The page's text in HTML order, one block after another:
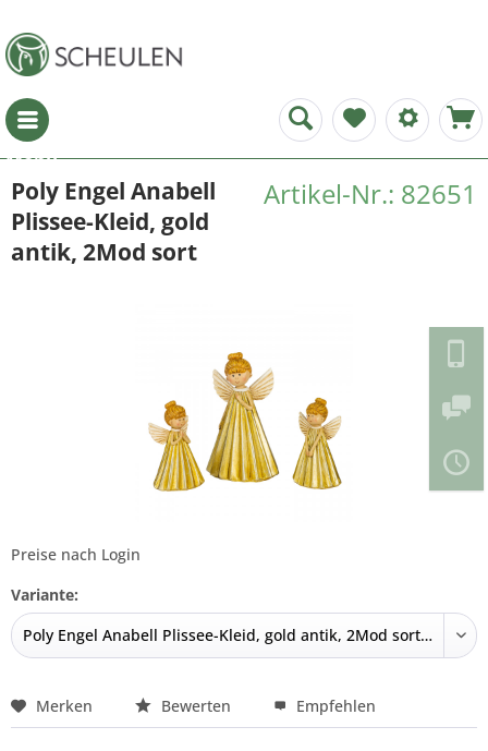
Menü
Artikel-Nr.: 82651
Poly Engel Anabell
Plissee-Kleid, gold
antik, 2Mod sort
Preise nach Login
Variante:
Merken Bewerten Empfehlen